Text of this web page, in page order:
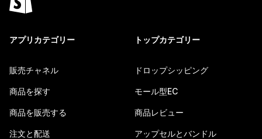
アプリカテゴリー
販売チャネル
商品を探す
商品を販売する
注文と配送
トップカテゴリー
ドロップシッピング
モール型EC
商品レビュー
アップセルとバンドル